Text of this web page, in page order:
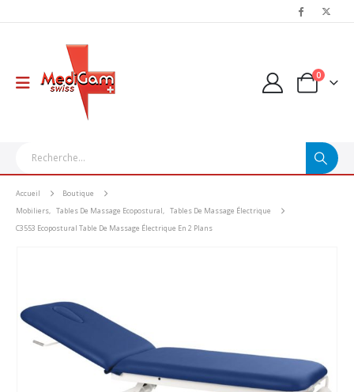
0
Accueil
Boutique
Mobiliers, Tables De Massage Ecopostural, Tables De Massage Électrique
C3553 Ecopostural Table De Massage Électrique En 2 Plans